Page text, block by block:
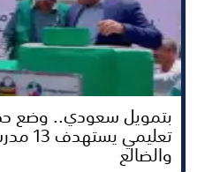
بتمويل سعودي.. وضع
تعليمي
والضالع